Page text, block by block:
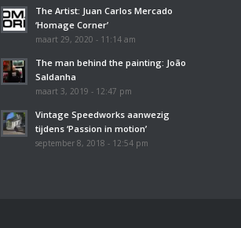
The Artist: Juan Carlos Mercado
‘Homage Corner’
maart 29, 2020 - 11:14 am
The man behind the painting: João
Saldanha
maart 3, 2019 - 12:47 pm
Vintage Speedworks aanwezig
tijdens ‘Passion in motion’
september 8, 2018 - 12:54 pm